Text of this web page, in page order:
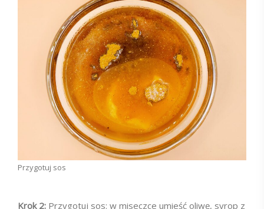
Przygotuj sos
Krok 2: Przygotuj sos: w miseczce umieść oliwę, syrop z